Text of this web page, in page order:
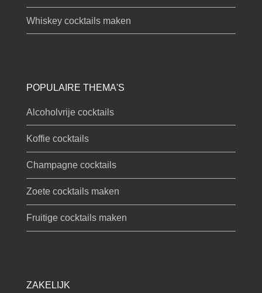
Whiskey cocktails maken
POPULAIRE THEMA'S
Alcoholvrije cocktails
Koffie cocktails
Champagne cocktails
Zoete cocktails maken
Fruitige cocktails maken
ZAKELIJK